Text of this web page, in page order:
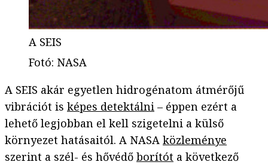
A SEIS
Fotó: NASA
A SEIS akár egyetlen hidrogénatom átmérőjű
vibrációt is képes detektálni – éppen ezért a
lehető legjobban el kell szigetelni a külső
környezet hatásaitól. A NASA közleménye
szerint a szél- és hővédő borítót a következő